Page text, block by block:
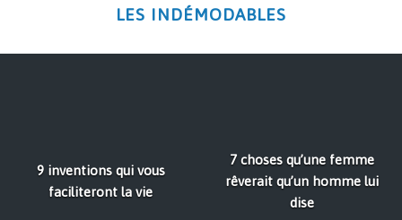
LES INDÉMODABLES
9 inventions qui vous
faciliteront la vie
7 choses qu’une femme
rêverait qu’un homme lui
dise